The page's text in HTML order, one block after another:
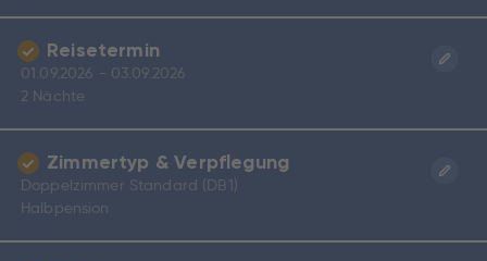
Reisetermin
01.09.2026 - 03.09.2026
2 Nächte
Zimmertyp & Verpflegung
Doppelzimmer Standard (DB1)
Halbpension